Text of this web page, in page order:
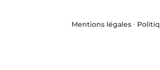
Mentions légales ·